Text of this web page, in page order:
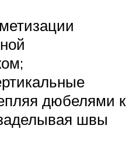
дюбелями к
швы